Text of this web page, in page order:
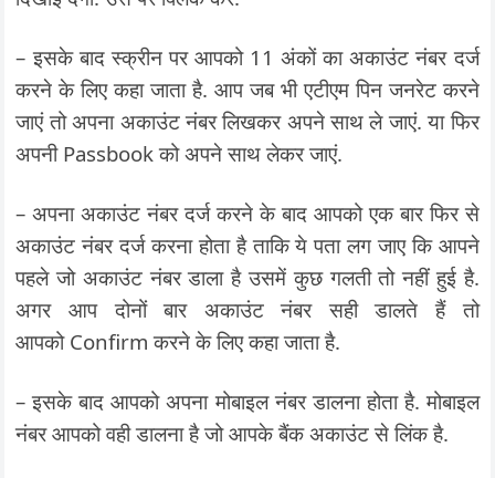
– इसके बाद स्क्रीन पर आपको 11 अंकों का अकाउंट नंबर दर्ज
करने के लिए कहा जाता है. आप जब भी एटीएम पिन जनरेट करने
जाएं तो अपना अकाउंट नंबर लिखकर अपने साथ ले जाएं. या फिर
अपनी Passbook को अपने साथ लेकर जाएं.
– अपना अकाउंट नंबर दर्ज करने के बाद आपको एक बार फिर से
अकाउंट नंबर दर्ज करना होता है ताकि ये पता लग जाए कि आपने
पहले जो अकाउंट नंबर डाला है उसमें कुछ गलती तो नहीं हुई है.
अगर आप दोनों बार अकाउंट नंबर सही डालते हैं तो
आपको Confirm करने के लिए कहा जाता है.
– इसके बाद आपको अपना मोबाइल नंबर डालना होता है. मोबाइल
नंबर आपको वही डालना है जो आपके बैंक अकाउंट से लिंक है.